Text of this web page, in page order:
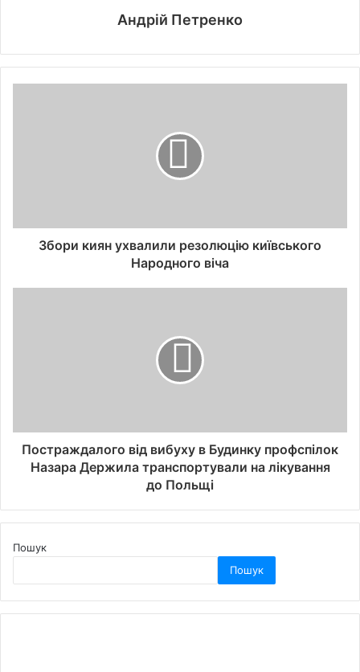
Андрій Петренко
Збори киян ухвалили резолюцію київського
Народного віча
Постраждалого від вибуху в Будинку профспілок
Назара Держила транспортували на лікування
до Польщі
Пошук
Пошук